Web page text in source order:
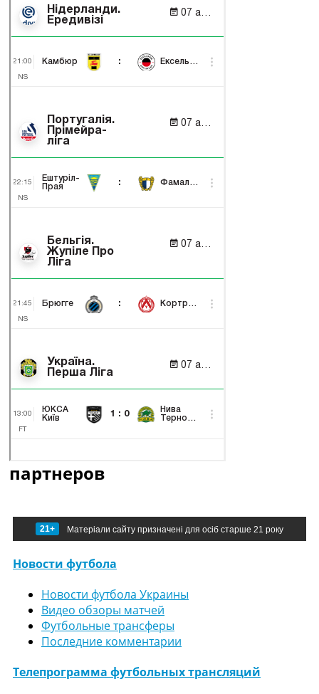
партнеров
21+ Матеріали сайту призначені для осіб старше 21 року
Новости футбола
Новости футбола Украины
Видео обзоры матчей
Футбольные трансферы
Последние комментарии
Телепрограмма футбольных трансляций